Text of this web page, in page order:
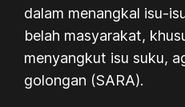
dalam menangkal isu-
belah masyarakat,
menyangkut isu suku,
golongan (SARA).